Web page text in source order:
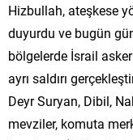
Hizbullah, ateşkese
duyurdu ve bugün
bölgelerde İsrail
ayrı saldırı
Deyr Suryan, Dibil,
mevziler, komuta